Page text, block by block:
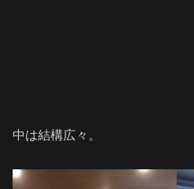
中は結構広々。